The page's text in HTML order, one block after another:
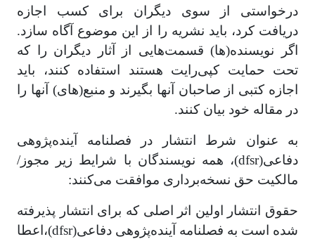
درخواستی از سوی دیگران برای کسب اجازه
دریافت کرد، باید نشریه را از این موضوع آگاه سازد.
اگر نویسنده(ها) قسمت‌هایی از آثار دیگران را که
تحت حمایت کپی‌رایت هستند استفاده کنند، باید
اجازه کتبی از صاحبان آنها بگیرند و منبع(های) آنها را
در مقاله خود بیان کنند.
به عنوان شرط انتشار در فصلنامه آینده‌پژوهی
دفاعی(dfsr)، همه نویسندگان با شرایط زیر مجوز/
مالکیت حق نسخه‌برداری موافقت می‌کنند:
حقوق انتشار اولین اثر اصلی که برای انتشار پذیرفته
شده است به فصلنامه آینده‌پژوهی دفاعی(dfsr)،اعطا